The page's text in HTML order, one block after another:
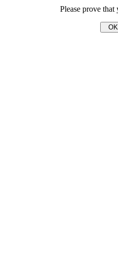
Please prove that